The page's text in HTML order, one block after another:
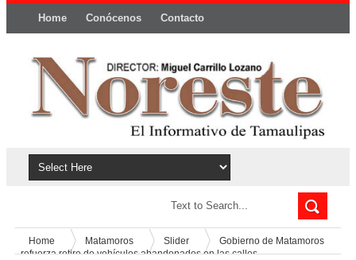
Home Conócenos Contacto
Home Matamoros Slider
Gobierno de Matamoros
refuerza retiro de vehículos abandonados en las calles